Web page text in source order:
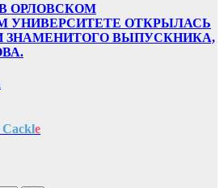
В ОРЛОВСКОМ
УНИВЕРСИТЕТЕ ОТКРЫЛАСЬ
ЗНАМЕНИТОГО ВЫПУСКНИКА,
Cackle